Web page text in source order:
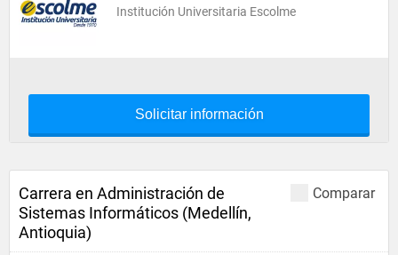
Institución Universitaria Escolme
Solicitar información
Comparar
Carrera en Administración de
Sistemas Informáticos (Medellín,
Antioquia)